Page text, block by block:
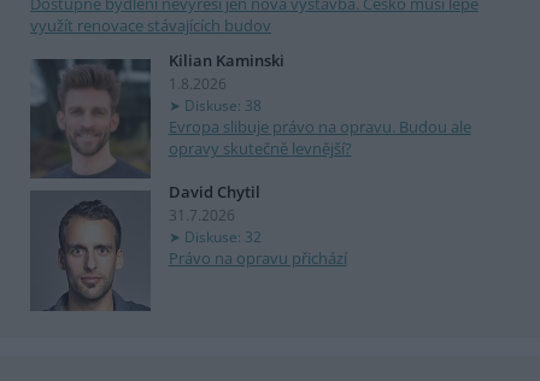
využít renovace stávajících budov
Kilian Kaminski
1.8.2026
Diskuse: 38
Evropa slibuje právo na opravu. Budou ale
opravy skutečně levnější?
David Chytil
31.7.2026
Diskuse: 32
Právo na opravu přichází